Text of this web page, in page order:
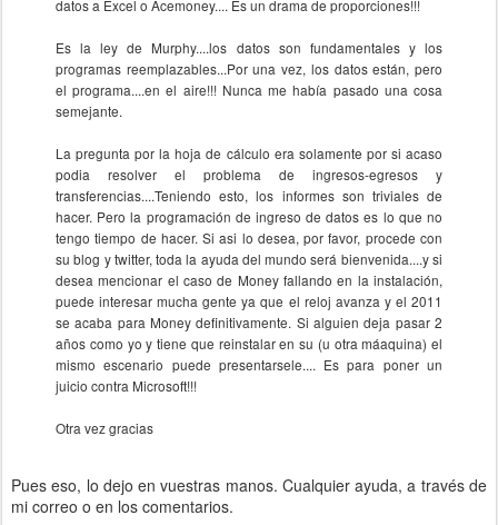
datos a Excel o Acemoney.... Es un drama de proporciones!!!
Es la ley de Murphy....los datos son fundamentales y los
programas reemplazables...Por una vez, los datos están, pero
el programa....en el aire!!! Nunca me había pasado una cosa
semejante.
La pregunta por la hoja de cálculo era solamente por si acaso
podia resolver el problema de ingresos-egresos y
transferencias....Teniendo esto, los informes son triviales de
hacer. Pero la programación de ingreso de datos es lo que no
tengo tiempo de hacer. Si asi lo desea, por favor, procede con
su blog y twitter, toda la ayuda del mundo será bienvenida....y si
desea mencionar el caso de Money fallando en la instalación,
puede interesar mucha gente ya que el reloj avanza y el 2011
se acaba para Money definitivamente. Si alguien deja pasar 2
años como yo y tiene que reinstalar en su (u otra máaquina) el
mismo escenario puede presentarsele.... Es para poner un
juicio contra Microsoft!!!
Otra vez gracias
Pues eso, lo dejo en vuestras manos. Cualquier ayuda, a través de
mi correo o en los comentarios.